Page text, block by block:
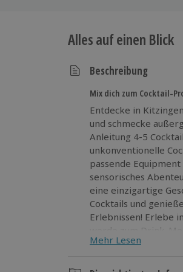
Alles auf einen Blick
Beschreibung
Mix dich zum Cocktail-
Entdecke in
und schmecke
Anleitung 4-5
unkonventionelle
passende
sensorisches
eine einzigartige
Cocktails und
Erlebnissen! Erlebe
werde zum Drink-
Mehr Lesen